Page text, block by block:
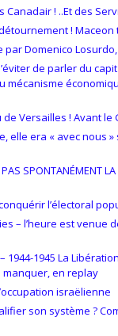
! ..Et des
! Maceon
par Domenico
de parler du
mécanisme
Versailles ! Avant le
elle era « avec nous »
SPONTANÉMENT
l’électoral
– l’heure est venue
1944-1945 La
en replay
israëlienne
son système ?